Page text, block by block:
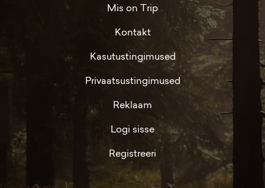
Mis on Trip
Kontakt
Kasutustingimused
Privaatsustingimused
Reklaam
Logi sisse
Registreeri